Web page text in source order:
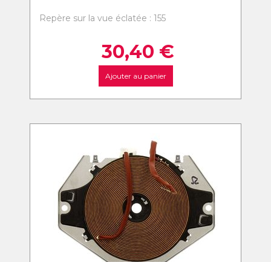
Repère sur la vue éclatée : 155
30,40 €
Ajouter au panier